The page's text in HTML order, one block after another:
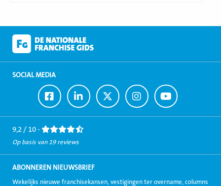
SOCIAL MEDIA
Ga
naar
Facebook
Ga
naar
LinkedIn
Ga
naar
Twitter
Ga
naar
Instagram
Ga
naar
Youtube
9,2 / 10 -
Op basis van 19 reviews
ABONNEREN NIEUWSBRIEF
Wekelijks nieuwe franchisekansen, vestigingen ter overname, columns